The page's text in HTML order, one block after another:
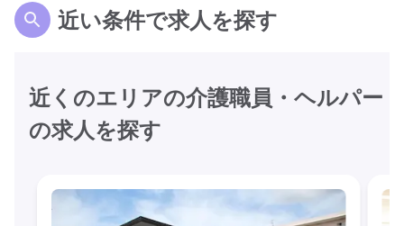
近い条件で求人を探す
近くのエリアの介護職員・ヘルパー
の求人を探す